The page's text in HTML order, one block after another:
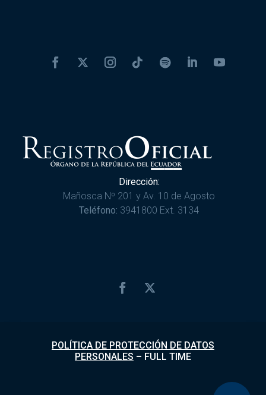
Dirección:
Mañosca Nº 201 y Av. 10 de Agosto
Teléfono: 3941800 Ext. 3134
POLÍTICA DE PROTECCIÓN DE DATOS
PERSONALES – FULL TIME